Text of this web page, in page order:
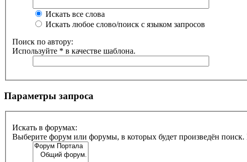
Искать все слова
Искать любое слово/поиск с языком запросов
Поиск по автору:
Используйте * в качестве шаблона.
Параметры запроса
Искать в форумах:
Выберите форум или форумы, в которых будет произведён